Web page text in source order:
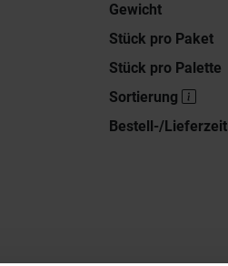
Gewicht
Stück pro Paket
Stück pro Palette
Sortierung
Bestell-/Lieferzeit